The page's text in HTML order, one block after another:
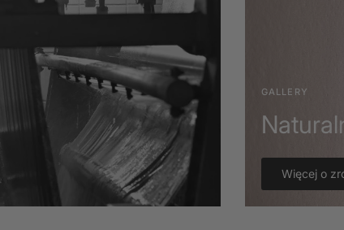
GALLERY
Więcej o